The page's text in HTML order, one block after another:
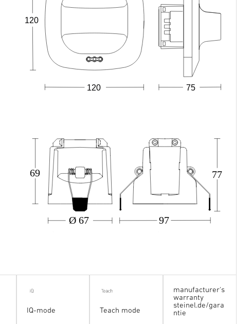
75
120
120
Ø 67 97
69 77
IQ-mode Teach mode
manufacturer's
warranty
steinel.de/gara
ntie